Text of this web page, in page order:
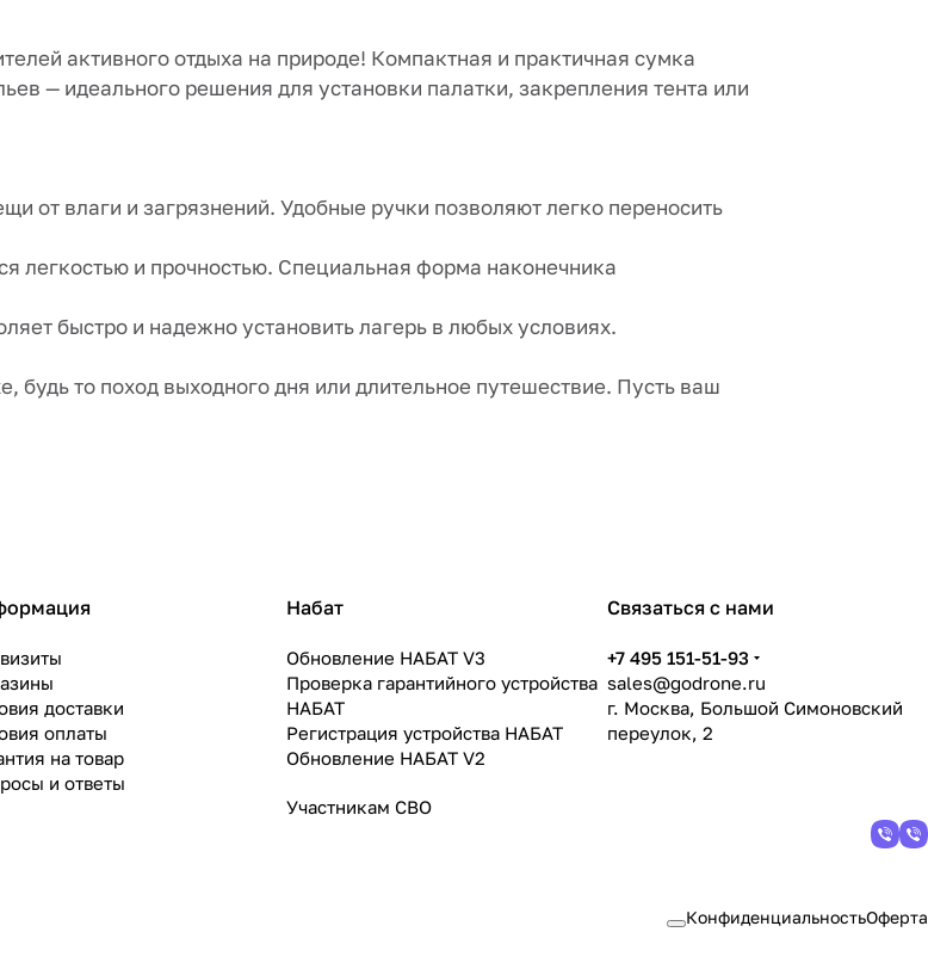
активного отдыха на природе! Компактная и практичная сумка
— идеального решения для установки палатки, закрепления тента или
от влаги и загрязнений. Удобные ручки позволяют легко переносить
легкостью и прочностью. Специальная форма наконечника
быстро и надежно установить лагерь в любых условиях.
будь то поход выходного дня или длительное путешествие. Пусть ваш
доставки
оплаты
на товар
и ответы
Набат
Обновление НАБАТ V3
Проверка гарантийного устройства
НАБАТ
Регистрация устройства НАБАТ
Обновление НАБАТ V2
Участникам СВО
Связаться с нами
+7 495 151-51-93
sales@godrone.ru
г. Москва, Большой Симоновский
переулок, 2
КонфиденциальностьОферта